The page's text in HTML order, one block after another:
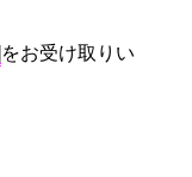
をお受け取りい